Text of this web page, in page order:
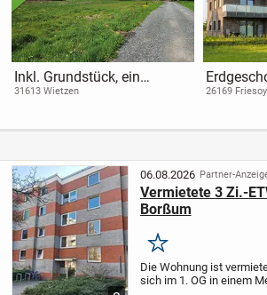
Inkl. Grundstück, ein
Bungalow, der begeistert in
31613 Wietzen
Neubau -
26169
06.08.2026 Partner-
Vermietete 3 Zi.-
Borßum
Merken
Die Wohnung ist
sich im 1. OG in einem